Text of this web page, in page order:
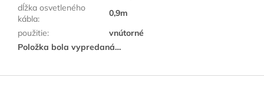
dĺžka osvetleného
kábla:
0,9m
použitie:
vnútorné
Položka bola vypredaná…